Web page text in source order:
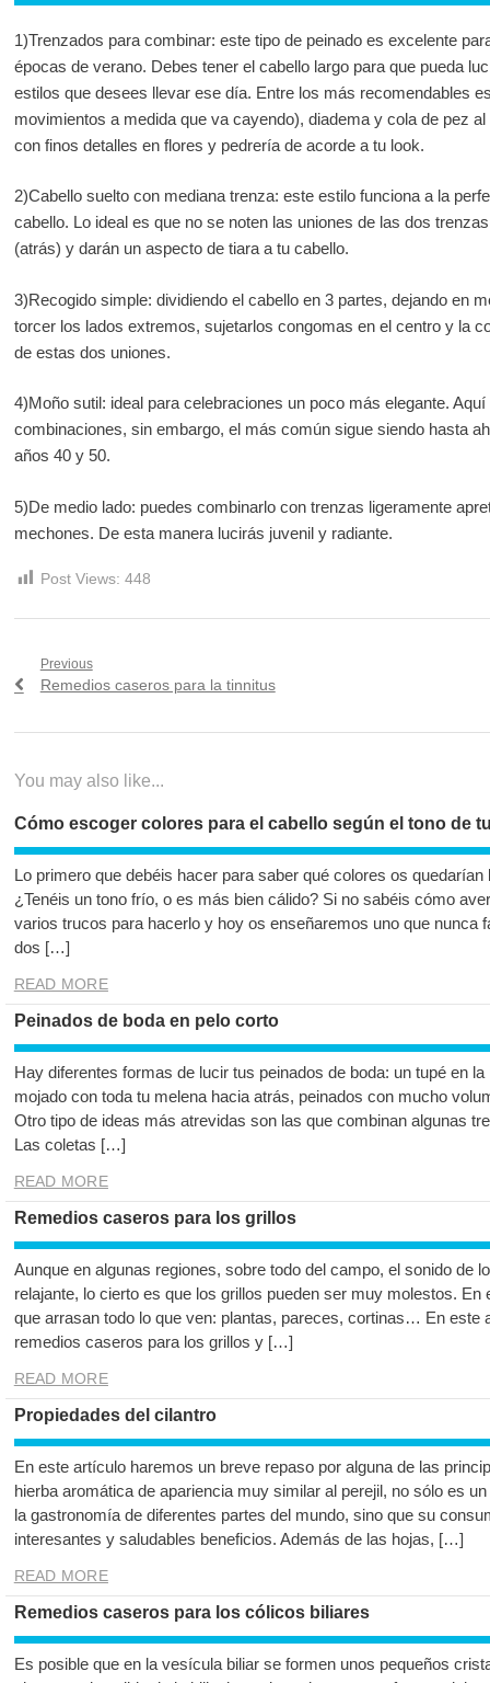
1)Trenzados para combinar: este tipo de peinado es excelente
épocas de verano. Debes tener el cabello largo para que pueda
estilos que desees llevar ese día. Entre los más recomendables
movimientos a medida que va cayendo), diadema y cola de pez
con finos detalles en flores y pedrería de acorde a tu look.
2)Cabello suelto con mediana trenza: este estilo funciona a la
cabello. Lo ideal es que no se noten las uniones de las dos
(atrás) y darán un aspecto de tiara a tu cabello.
3)Recogido simple: dividiendo el cabello en 3 partes, dejando en
torcer los lados extremos, sujetarlos congomas en el centro y la
de estas dos uniones.
4)Moño sutil: ideal para celebraciones un poco más elegante.
combinaciones, sin embargo, el más común sigue siendo hasta
años 40 y 50.
5)De medio lado: puedes combinarlo con trenzas ligeramente
mechones. De esta manera lucirás juvenil y radiante.
Post Views: 448
Navegación
Previous
Previous
Remedios caseros para la tinnitus
You may also like...
Cómo escoger colores para el cabello según el tono de
Lo primero que debéis hacer para saber qué colores os
¿Tenéis un tono frío, o es más bien cálido? Si no sabéis cómo
varios trucos para hacerlo y hoy os enseñaremos uno que nunca
dos […]
READ MORE
Peinados de boda en pelo corto
Hay diferentes formas de lucir tus peinados de boda: un tupé en
mojado con toda tu melena hacia atrás, peinados con mucho
Otro tipo de ideas más atrevidas son las que combinan algunas
Las coletas […]
READ MORE
Remedios caseros para los grillos
Aunque en algunas regiones, sobre todo del campo, el sonido de
relajante, lo cierto es que los grillos pueden ser muy molestos.
que arrasan todo lo que ven: plantas, pareces, cortinas… En este
remedios caseros para los grillos y […]
READ MORE
Propiedades del cilantro
En este artículo haremos un breve repaso por alguna de las
hierba aromática de apariencia muy similar al perejil, no sólo es
la gastronomía de diferentes partes del mundo, sino que su
interesantes y saludables beneficios. Además de las hojas, […]
READ MORE
Remedios caseros para los cólicos biliares
Es posible que en la vesícula biliar se formen unos pequeños